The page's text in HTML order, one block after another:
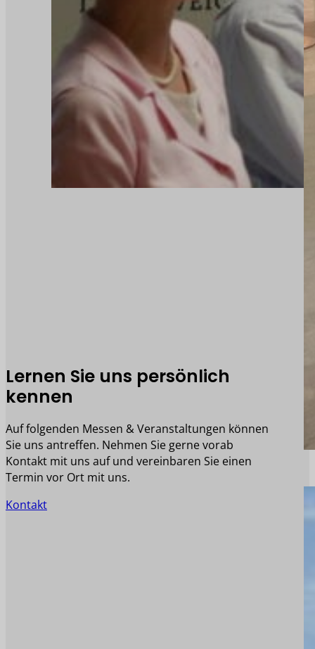
Lernen Sie uns persönlich
kennen
Auf folgenden Messen & Veranstaltungen können
Sie uns antreffen. Nehmen Sie gerne vorab
Kontakt mit uns auf und vereinbaren Sie einen
Termin vor Ort mit uns.
Kontakt